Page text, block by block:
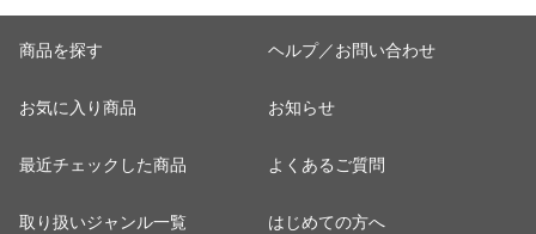
商品を探す
お気に入り商品
最近チェックした商品
取り扱いジャンル一覧
ヘルプ／お問い合わせ
お知らせ
よくあるご質問
はじめての方へ